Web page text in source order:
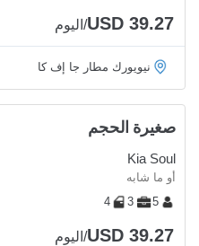
USD 39.27/اليوم
نيويورك مطار جا إف كا
صغيرة الحجم
Kia Soul
أو ما شابه
5
3
4
USD 39.27/اليوم